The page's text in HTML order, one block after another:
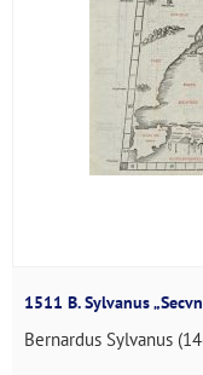
1511 B. Sylvanus
Bernardus Sylvanus